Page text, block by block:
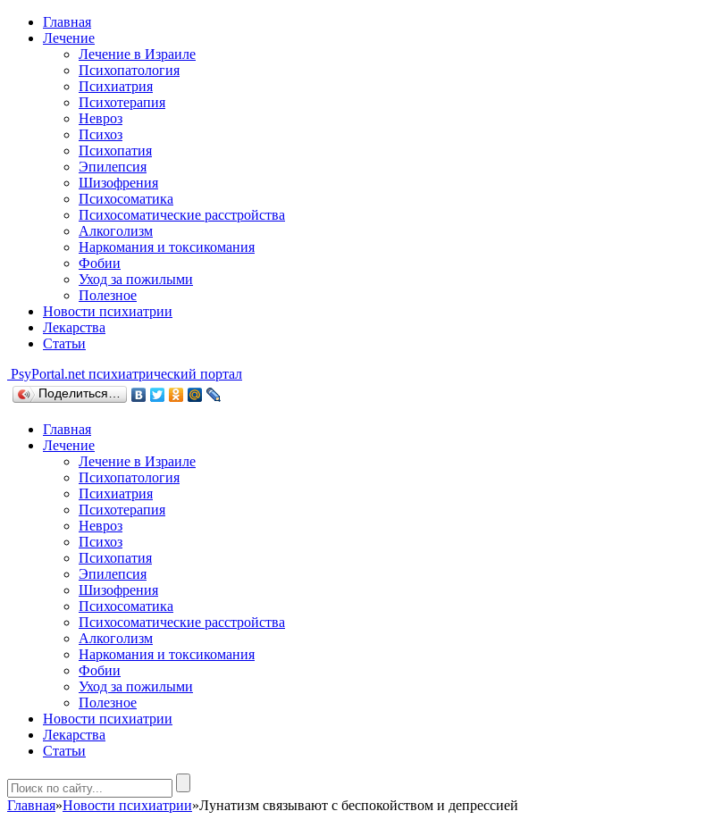
Главная
Лечение
Лечение в Израиле
Психопатология
Психиатрия
Психотерапия
Невроз
Психоз
Психопатия
Эпилепсия
Шизофрения
Психосоматика
Психосоматические расстройства
Алкоголизм
Наркомания и токсикомания
Фобии
Уход за пожилыми
Полезное
Новости психиатрии
Лекарства
Статьи
PsyPortal.net психиатрический портал
Поделиться…
Главная
Лечение
Лечение в Израиле
Психопатология
Психиатрия
Психотерапия
Невроз
Психоз
Психопатия
Эпилепсия
Шизофрения
Психосоматика
Психосоматические расстройства
Алкоголизм
Наркомания и токсикомания
Фобии
Уход за пожилыми
Полезное
Новости психиатрии
Лекарства
Статьи
Главная»Новости психиатрии»Лунатизм связывают с беспокойством и депрессией